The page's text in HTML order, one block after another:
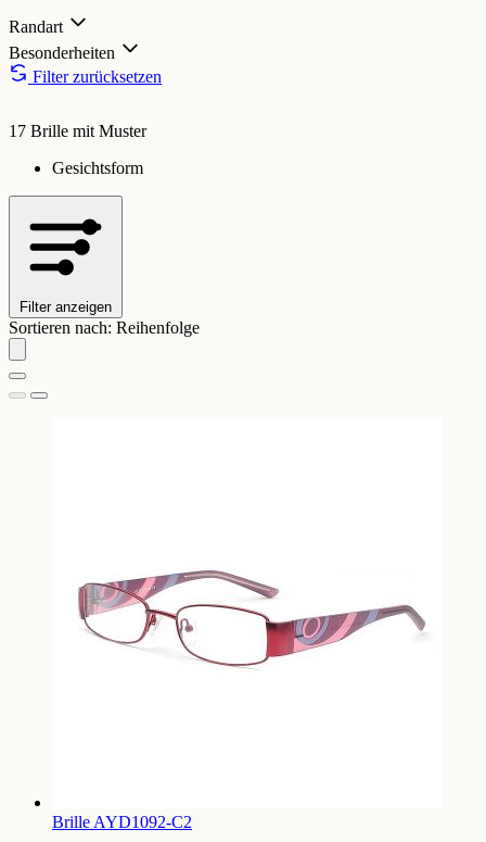
Randart
Besonderheiten
Filter zurücksetzen
17 Brille mit Muster
Gesichtsform
Filter anzeigen
Sortieren nach: Reihenfolge
Brille AYD1092-C2